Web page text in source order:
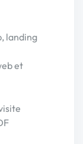
landing
et